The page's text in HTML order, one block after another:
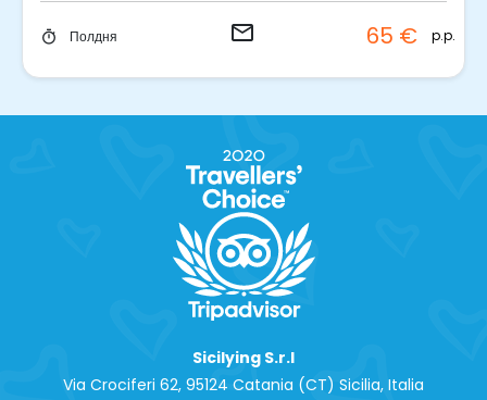
timer Полдня email 65 € p.p.
Sicilying S.r.l
Via Crociferi 62, 95124 Catania (CT) Sicilia, Italia